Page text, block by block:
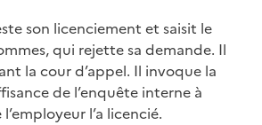
son licenciement et saisit le
qui rejette sa demande. Il
la cour d’appel. Il invoque la
de l’enquête interne à
l’a licencié.